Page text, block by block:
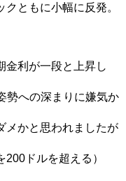
クともに小幅に反発。
金利が一段と上昇し
勢への深まりに嫌気か
メかと思われましたが
200ドルを超える）